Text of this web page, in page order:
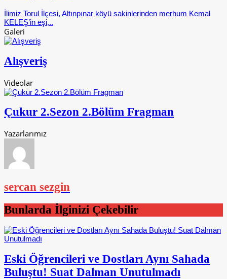
İlimiz Torul İlçesi, Altınpınar köyü sakinlerinden merhum Kemal
KELEŞ’in eşi,..
Galeri
Alışveriş
Videolar
Çukur 2.Sezon 2.Bölüm Fragman
Yazarlarımız
sercan sezgin
Bunlarda İlginizi Çekebilir
Eski Öğrencileri ve Dostları Aynı Sahada
Buluştu! Suat Dalman Unutulmadı